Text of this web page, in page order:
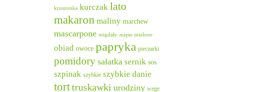
kruszonka kurczak lato
makaron maliny marchew
mascarpone migdały mięso mielone
obiad owoce papryka pieczarki
pomidory sałatka sernik sos
szpinak szybkie szybkie danie
torttruskawki urodziny wege